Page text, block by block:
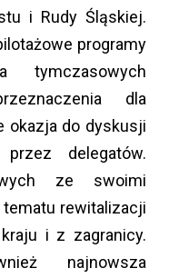
i Rudy Śląskiej.
programy
tymczasowych
dla
okazja do dyskusji
przez delegatów.
ze swoimi
rewitalizacji
i z zagranicy.
najnowsza